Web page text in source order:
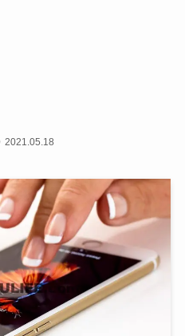
2021.05.18